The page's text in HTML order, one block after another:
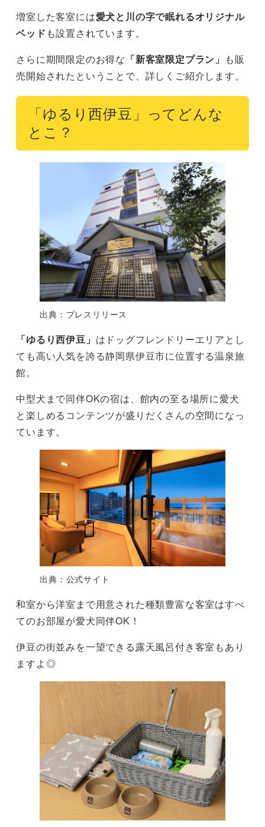
増室した客室には愛犬と川の字で眠れるオリジナル
ベッド も設置されています。
さらに期間限定のお得な 「新客室限定プラン」 も販
売開始されたということで、詳しくご紹介します。
「ゆるり西伊豆」ってどんな
とこ？
出典：プレスリリース
「ゆるり西伊豆」 はドッグフレンドリーエリアとし
ても高い人気を誇る静岡県伊豆市に位置する温泉旅
館。
中型犬まで同伴OKの宿は、館内の至る場所に愛犬
と楽しめるコンテンツが盛りだくさんの空間になっ
ています。
出典：公式サイト
和室から洋室まで用意された種類豊富な客室はすべ
てのお部屋が愛犬同伴OK！
伊豆の街並みを一望できる露天風呂付き客室もあり
ますよ◎